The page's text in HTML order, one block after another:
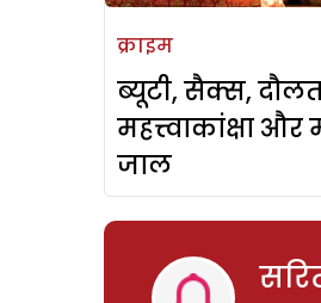
क्राइम
ब्यूटी, सैक्स,
महत्त्वाकांक्षा और
जाल